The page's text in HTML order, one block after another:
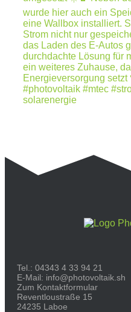
Tel.: 04343 4 33 94 21
E-Mail: info@photovoltaik.sh
Zum Kontaktformular
Reventloustraße 15
24235 Laboe